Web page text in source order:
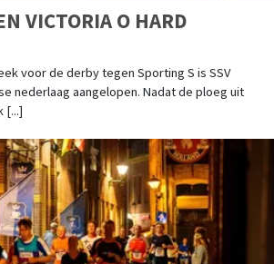
VICTORIA O HARD
voor de derby tegen Sporting S is SSV
nederlaag aangelopen. Nadat de ploeg uit
[...]